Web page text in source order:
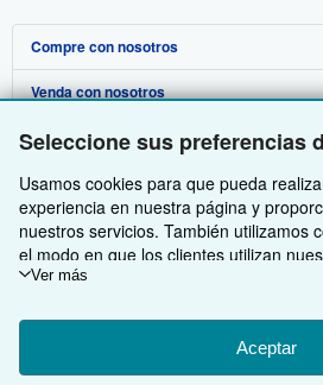
Seleccione sus preferencias
Usamos cookies para que pueda
experiencia en nuestra página y
nuestros servicios. También utilizamos
el modo en que los clientes utilizan
ejemplo, midiendo las visitas al sitio) y
para mostrar contenido relevante en
rendimiento de los mismos. Elija
o Personalizar para obtener más
Ver más
Aceptar
Compre con nosotros
Búsqueda avanzada
Colecciones
Mi cuenta
Mis pedidos
Ver carrito
Venda con nosotros
Comenzar a vender
Únase a nuestro programa de afiliados
Recomiende un vendedor
Sobre nosotros
Sobre IberLibro
Medios
Empleo
Política de Privacidad
Obtener Ayuda
Preguntas frecuentes y guías
Atención al Cliente
Otras compañías de AbeBooks
AbeBooks.com
AbeBooks.co.uk
Siga a IberLibro